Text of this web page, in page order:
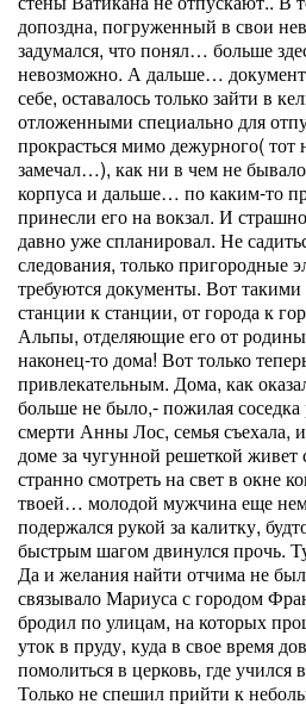
допоздна, погруженный в свои
задумался, что понял… больше
невозможно. А дальше…
себе, оставалось только зайти в
отложенными специально для
прокрасться мимо дежурного( тот
замечал…), как ни в чем не
корпуса и дальше… по каким-то
принесли его на вокзал. И
давно уже спланировал. Не
следования, только пригородные
требуются документы. Вот
станции к станции, от города к
Альпы, отделяющие его от
наконец-то дома! Вот только
привлекательным. Дома, как
больше не было,- пожилая соседка
смерти Анны Лос, семья съехала,
доме за чугунной решеткой живет
странно смотреть на свет в окне
твоей… молодой мужчина еще
подержался рукой за калитку,
быстрым шагом двинулся прочь.
Да и желания найти отчима не
связывало Мариуса с городом
бродил по улицам, на которых
уток в пруду, куда в свое время
помолиться в церковь, где
Только не спешил прийти к